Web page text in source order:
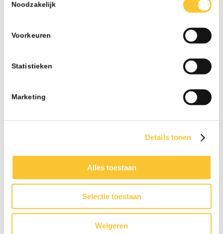
Noodzakelijk
Voorkeuren
Statistieken
Marketing
Details tonen
Alles toestaan
Selectie toestaan
Weigeren
Nieuwsbrief week 31 Werkkostenregeling bij
07-26 - 09:50
arbeidsvoorwaarden
Nieuwsbrief week 24 Subsidie Praktijkleren &
Wijziging onbelaste reiskostenvergoeding
Nieuwsbrief week 21 Veranderingen BPL
Pensioen met ingang van 1 januari 2027 & CAO-